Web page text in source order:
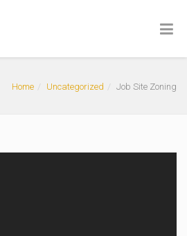
Home Uncategorized Job Site Zoning